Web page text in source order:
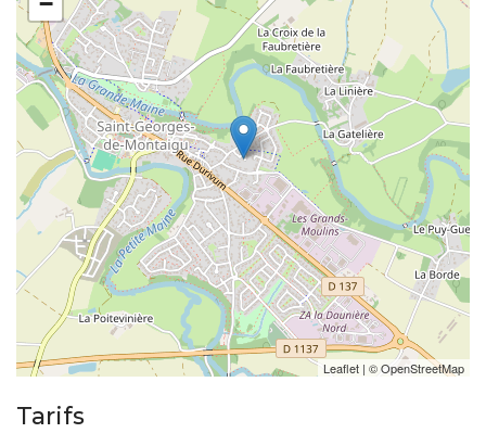
Leaflet | ©OpenStreetMap
Tarifs